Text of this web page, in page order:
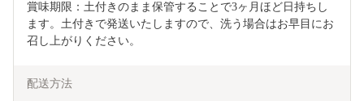
賞味期限：土付きのまま保管することで3ヶ月ほど日持ちし
ます。土付きで発送いたしますので、洗う場合はお早目にお
召し上がりください。
配送方法